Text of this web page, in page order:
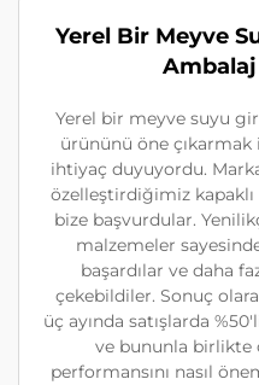
Yerel Bir Meyve
Yerel bir meyve suyu
ürününü öne
ihtiyaç duyuyordu.
özelleştirdiğimiz
bize başvurdular.
malzemeler
başardılar ve daha
çekebildiler. Sonuç
üç ayında satışlarda
ve bununla birlikte
performansını nasıl